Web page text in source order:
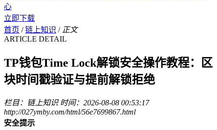
心
立即下载
首页 / 链上知识 / 正文
ARTICLE DETAIL
TP钱包Time Lock解锁安全操作教程：区
块时间戳验证与提前解锁拒绝
栏目：链上知识 时间：2026-08-08 00:53:17
http://027ymby.com/html/56e7699867.html
安全提示